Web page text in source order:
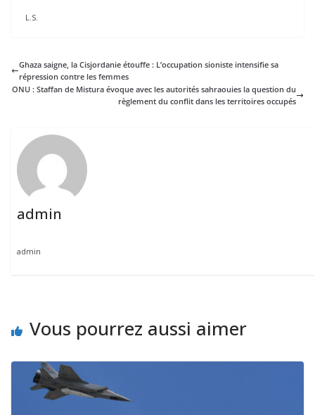
L.S.
Ghaza saigne, la Cisjordanie étouffe : L’occupation sioniste intensifie sa
répression contre les femmes
ONU : Staffan de Mistura évoque avec les autorités sahraouies la question du
règlement du conflit dans les territoires occupés
admin
admin
Vous pourrez aussi aimer